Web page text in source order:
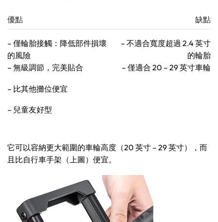
優點 缺點
– 僅輪胎接觸：降低部件損壞
的風險
– 無級調節，完美貼合
– 比其他攤位便宜
– 兒童友好型
– 不適合寬度超過 2.4 英寸
的輪胎
– 僅適合 20 – 29 英寸車輪
它可以容納更大範圍的車輪高度（20 英寸 – 29 英寸），而
且比自行車手架（上圖）便宜。